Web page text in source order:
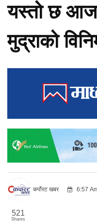
यस्तो छ
मुद्राको
कर्पोरट खबर 6:57
521
Shares